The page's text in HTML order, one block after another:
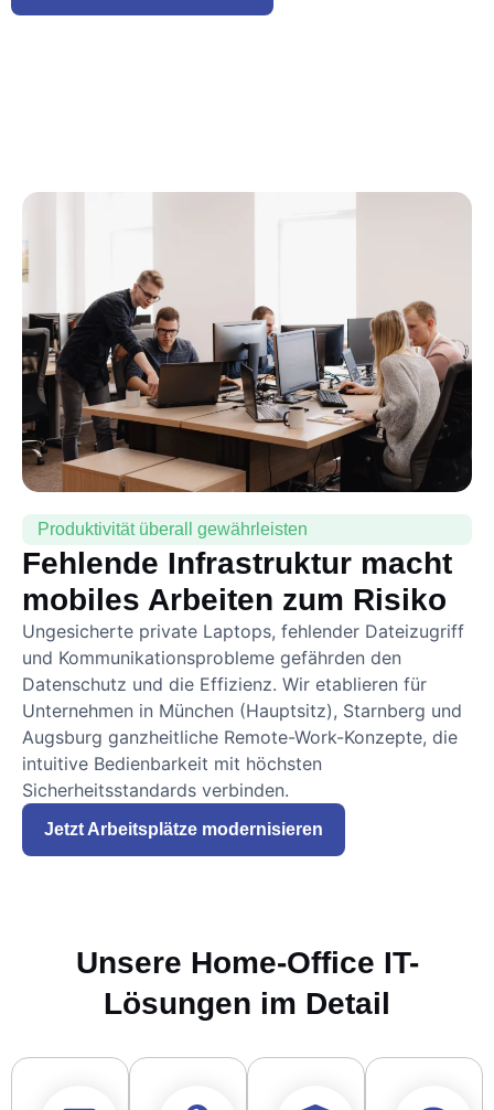
Produktivität überall gewährleisten
Fehlende Infrastruktur macht
mobiles Arbeiten zum Risiko
Ungesicherte private Laptops, fehlender Dateizugriff
und Kommunikationsprobleme gefährden den
Datenschutz und die Effizienz. Wir etablieren für
Unternehmen in München (Hauptsitz), Starnberg und
Augsburg ganzheitliche Remote-Work-Konzepte, die
intuitive Bedienbarkeit mit höchsten
Sicherheitsstandards verbinden.
Jetzt Arbeitsplätze modernisieren
Unsere Home-Office IT-
Lösungen im Detail